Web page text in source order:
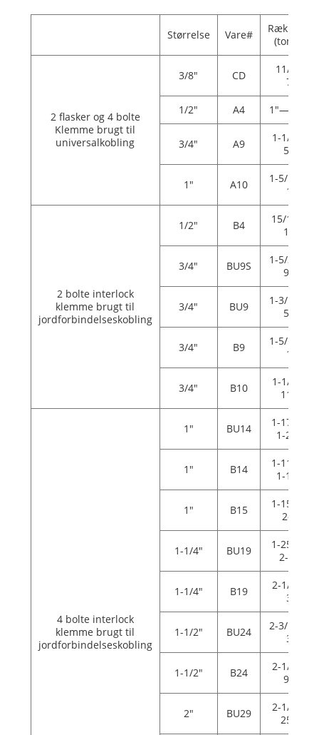
Størrelse Vare#
(tommer)
2 flasker og 4 bolte
Klemme brugt til
universalkobling
3/8" CD
11/16"—
7/8"
1/2" A4 1"—1-3/
3/4" A9
1-1/
5/16"
1" A10
1-5/
1/2"
2 bolte interlock
klemme brugt til
jordforbindelseskobling
1/2" B4
15/
1/16"
3/4" BU9S
1-5/
9/32"
3/4" BU9
1-3/
5/16"
3/4" B9
1-5/
1/2"
3/4" B10
1-1/
11/16"
4 bolte interlock
klemme brugt til
jordforbindelseskobling
1" BU14
1-17/
1-25/32"
1" B14
1-11/
1-15/16"
1" B15
1-15/
2-1/8"
1-1/4" BU19
1-25/
2-3/32"
1-1/4" B19
2-1/
3/8"
1-1/2" BU24
2-3/
3/8"
1-1/2" B24
2-1/
9/16"
2" BU29
2-1/
25/32"